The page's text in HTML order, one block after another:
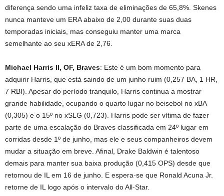
diferença sendo uma infeliz taxa de eliminações de 65,8%. Skenes
nunca manteve um ERA abaixo de 2,00 durante suas duas
temporadas iniciais, mas conseguiu manter uma marca
semelhante ao seu xERA de 2,76.
Michael Harris II, OF, Braves: Este é um bom momento para
adquirir Harris, que está saindo de um junho ruim (0,257 BA, 1 HR,
7 RBI). Apesar do período tranquilo, Harris continua a mostrar
grande habilidade, ocupando o quarto lugar no beisebol no xBA
(0,305) e o 15º no xSLG (0,723). Harris pode ser vítima de fazer
parte de uma escalação do Braves classificada em 24º lugar em
corridas desde 1º de junho, mas ele e seus companheiros devem
mudar a situação em breve. Afinal, Drake Baldwin é talentoso
demais para manter sua baixa produção (0,415 OPS) desde que
retornou de IL em 16 de junho. E espera-se que Ronald Acuna Jr.
retorne de IL logo após o intervalo do All-Star.